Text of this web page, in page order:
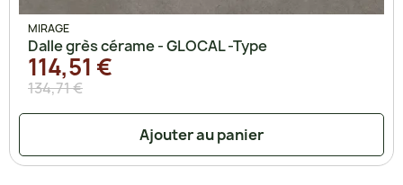
MIRAGE
Dalle grès cérame - GLOCAL -Type
134,71 €
114,51 €
Ajouter au panier